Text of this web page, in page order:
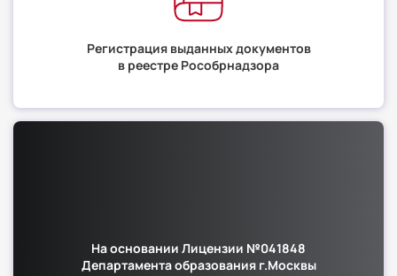
Регистрация выданных документов
в реестре Рособрнадзора
На основании Лицензии №041848
Департамента образования г.Москвы